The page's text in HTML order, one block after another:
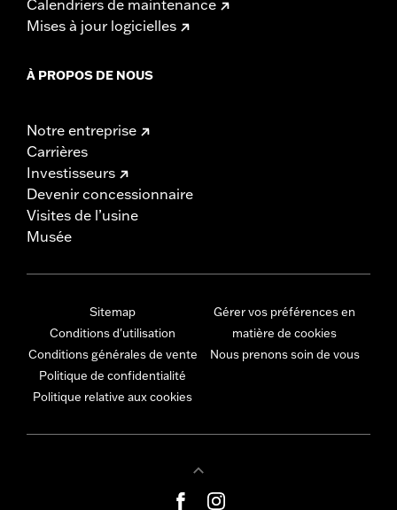
Calendriers de maintenance
Mises à jour logicielles
À PROPOS DE NOUS
Notre entreprise
Carrières
Investisseurs
Devenir concessionnaire
Visites de l’usine
Musée
Sitemap
Conditions d'utilisation
Conditions générales de vente
Politique de confidentialité
Politique relative aux cookies
Gérer vos préférences en
matière de cookies
Nous prenons soin de vous